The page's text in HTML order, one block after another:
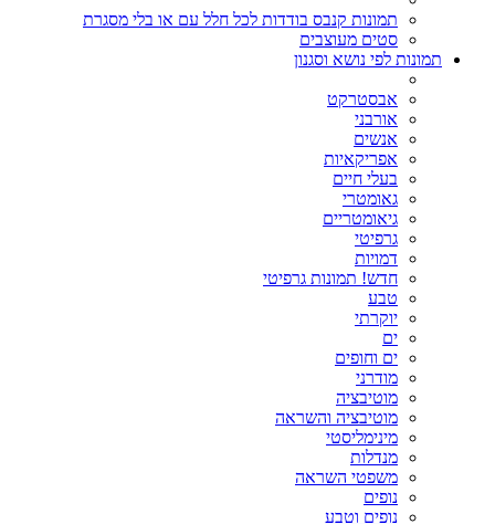
תמונות קנבס בודדות לכל חלל עם או בלי מסגרת
סטים מעוצבים
תמונות לפי נושא וסגנון
אבסטרקט
אורבני
אנשים
אפריקאיות
בעלי חיים
גאומטרי
גיאומטריים
גרפיטי
דמויות
חדש! תמונות גרפיטי
טבע
יוקרתי
ים
ים וחופים
מודרני
מוטיבציה
מוטיבציה והשראה
מינימליסטי
מנדלות
משפטי השראה
נופים
נופים וטבע